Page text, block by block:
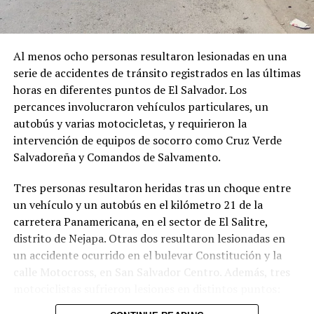
Al menos ocho personas resultaron lesionadas en una
serie de accidentes de tránsito registrados en las últimas
horas en diferentes puntos de El Salvador. Los
percances involucraron vehículos particulares, un
autobús y varias motocicletas, y requirieron la
intervención de equipos de socorro como Cruz Verde
Salvadoreña y Comandos de Salvamento.
Tres personas resultaron heridas tras un choque entre
un vehículo y un autobús en el kilómetro 21 de la
carretera Panamericana, en el sector de El Salitre,
distrito de Nejapa. Otras dos resultaron lesionadas en
un accidente ocurrido en el bulevar Constitución y la
calle Motocross, en San Salvador Centro. Además, tres
uno en el kilómetro 17 de la Panamericana (sector La